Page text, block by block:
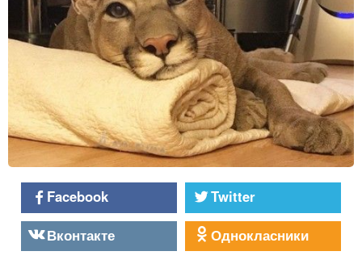
Facebook
Twitter
Вконтакте
Однокласники